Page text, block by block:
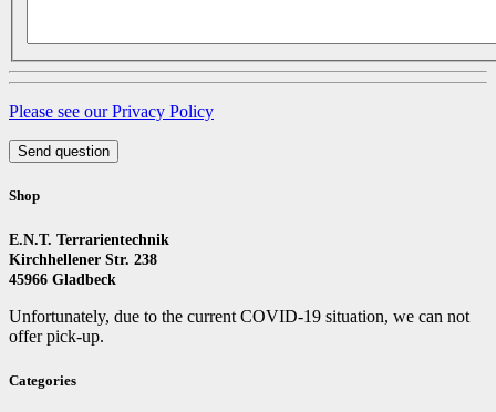
Please see our Privacy Policy
Send question
Shop
E.N.T. Terrarientechnik
Kirchhellener Str. 238
45966 Gladbeck
Unfortunately, due to the current COVID-19 situation, we can not
offer pick-up.
Categories